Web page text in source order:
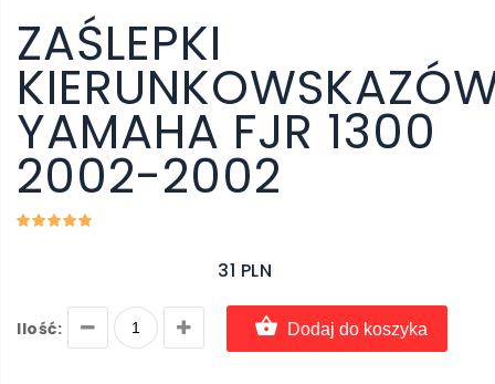
ZAŚLEPKI
YAMAHA FJR 1300
2002-2002
31 PLN
Ilość: Dodaj do koszyka